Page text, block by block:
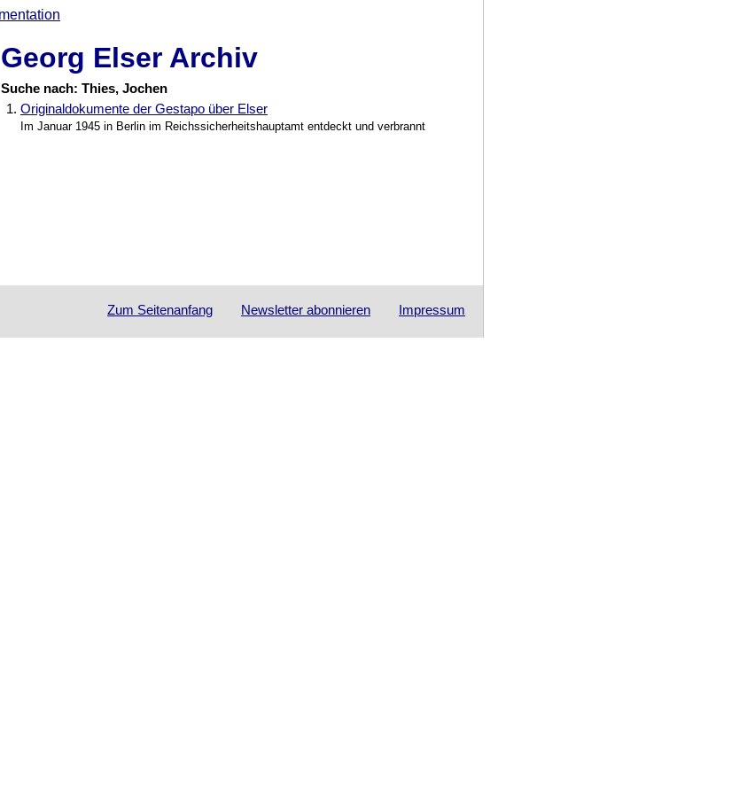
Georg Elser Archiv
Suche nach: Thies, Jochen
1. Originaldokumente der Gestapo über Elser
Im Januar 1945 in Berlin im Reichssicherheitshauptamt entdeckt und verbrannt
Zum Seitenanfang Newsletter abonnieren Impressum